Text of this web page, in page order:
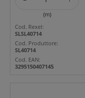
(m)
Cod. Rexel:
SLSL40714
Cod. Produttore:
SL40714
Cod. EAN:
3295150407145